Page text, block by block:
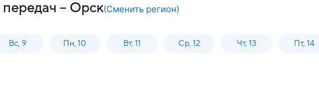
– Орск(Сменить регион)
Вс, 9 Пн, 10 Вт, 11 Ср, 12 Чт, 13 Пт, 14